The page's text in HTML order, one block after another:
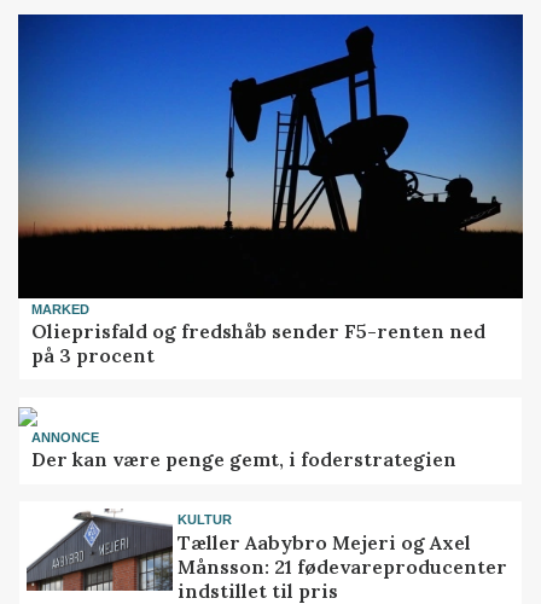
MARKED
Olieprisfald og fredshåb sender F5-renten ned
på 3 procent
ANNONCE
Der kan være penge gemt, i foderstrategien
KULTUR
Tæller Aabybro Mejeri og Axel
Månsson: 21 fødevareproducenter
indstillet til pris